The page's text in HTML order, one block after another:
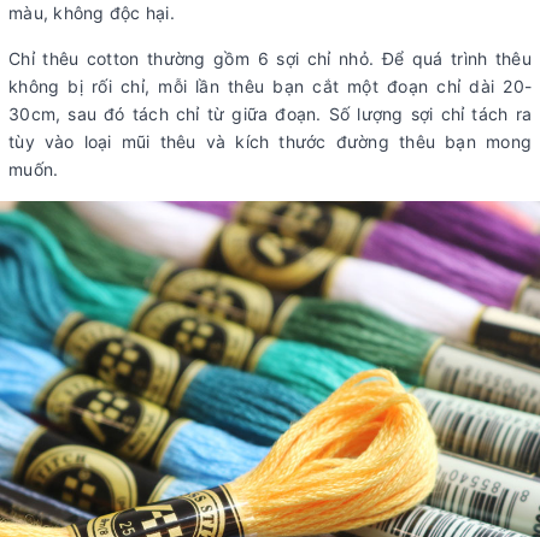
màu, không độc hại.
Chỉ thêu cotton thường gồm 6 sợi chỉ nhỏ. Để quá trình thêu
không bị rối chỉ, mỗi lần thêu bạn cắt một đoạn chỉ dài 20-
30cm, sau đó tách chỉ từ giữa đoạn. Số lượng sợi chỉ tách ra
tùy vào loại mũi thêu và kích thước đường thêu bạn mong
muốn.